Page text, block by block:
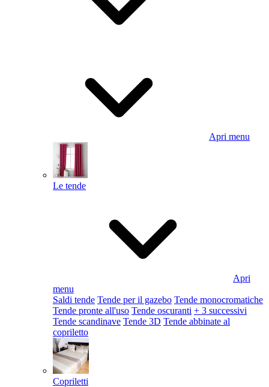
Apri menu
Le tende
Apri
menu
Saldi tende Tende per il gazebo Tende monocromatiche
Tende pronte all'uso Tende oscuranti + 3 successivi
Tende scandinave Tende 3D Tende abbinate al
copriletto
Copriletti